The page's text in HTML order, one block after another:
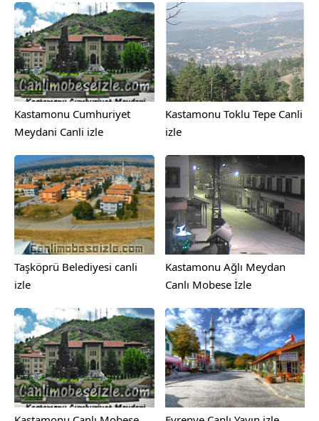
Kastamonu Cumhuriyet
Meydani Canli izle
Kastamonu Toklu Tepe Canli
izle
Taşköprü Belediyesi canli
izle
Kastamonu Ağlı Meydan
Canlı Mobese İzle